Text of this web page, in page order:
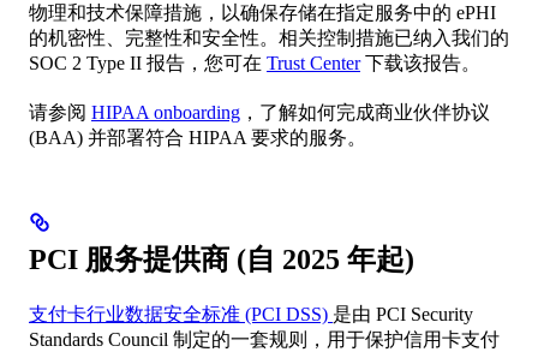
物理和技术保障措施，以确保存储在指定服务中的 ePHI
的机密性、完整性和安全性。相关控制措施已纳入我们的
SOC 2 Type II 报告，您可在 Trust Center下载该报告。
请参阅 HIPAA onboarding ，了解如何完成商业伙伴协议
(BAA) 并部署符合 HIPAA 要求的服务。
PCI 服务提供商 (自 2025 年起)
支付卡行业数据安全标准 (PCI DSS) 是由 PCI Security
Standards Council 制定的一套规则，用于保护信用卡支付